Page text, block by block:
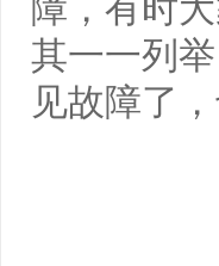
障，有时
其一一列
见故障了